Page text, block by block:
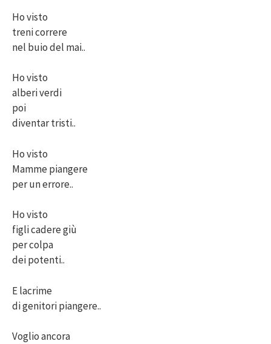
Ho visto
treni correre
nel buio del mai..
Ho visto
alberi verdi
poi
diventar tristi..
Ho visto
Mamme piangere
per un errore..
Ho visto
figli cadere giù
per colpa
dei potenti..
E lacrime
di genitori piangere..
Voglio ancora